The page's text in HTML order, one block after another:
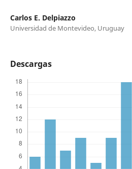
Carlos E. Delpiazzo
Universidad de Montevideo, Uruguay
Descargas